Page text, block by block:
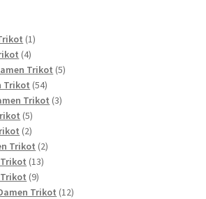
11
44
Produkte
Trikot 55
Trikot 5454
Produkte
Trikot 33
55
Produkte
22
Produkte
Trikot 22
1313
99
Produkte
Trikot 1212